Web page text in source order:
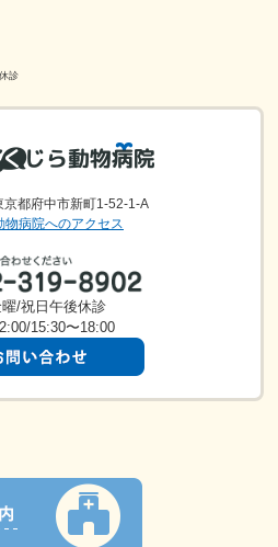
診
都府中市新町1-52-1-A
物病院へのアクセス
/祝日午後休診
15:30〜18:00